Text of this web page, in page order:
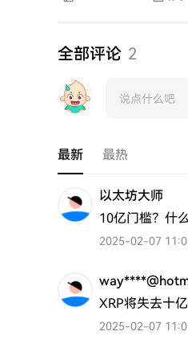
全部评论 2
最新 最热
以太坊大师
10亿门槛？什
2025-02-07
XRP将失去十
2025-02-07